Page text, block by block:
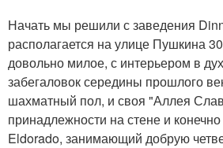
Начать мы решили с заведения
располагается на улице Пушкина
довольно милое, с интерьером в
забегаловок середины прошлого
шахматный пол, и своя "Аллея
принадлежности на стене и
Eldorado, занимающий добрую